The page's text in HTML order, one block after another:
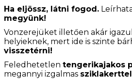
Ha eljössz, látni fogod.
megyünk!
Vonzerejüket illetően akár
helyieknek, mert ide is szinte
visszetérni!
Feledhetetlen tengerikajakos
megannyi izgalmas sziklakerttel